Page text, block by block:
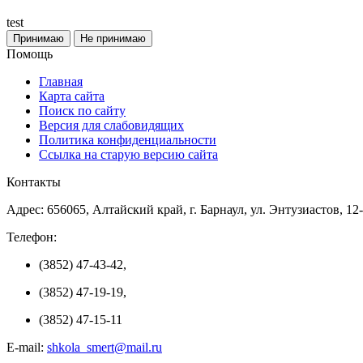
test
Принимаю Не принимаю
Помощь
Главная
Карта сайта
Поиск по сайту
Версия для слабовидящих
Политика конфиденциальности
Ссылка на старую версию сайта
Контакты
Адрес: 656065, Алтайский край, г. Барнаул, ул. Энтузиастов,
Телефон:
(3852) 47-43-42,
(3852) 47-19-19,
(3852) 47-15-11
E-mail: shkola_smert@mail.ru